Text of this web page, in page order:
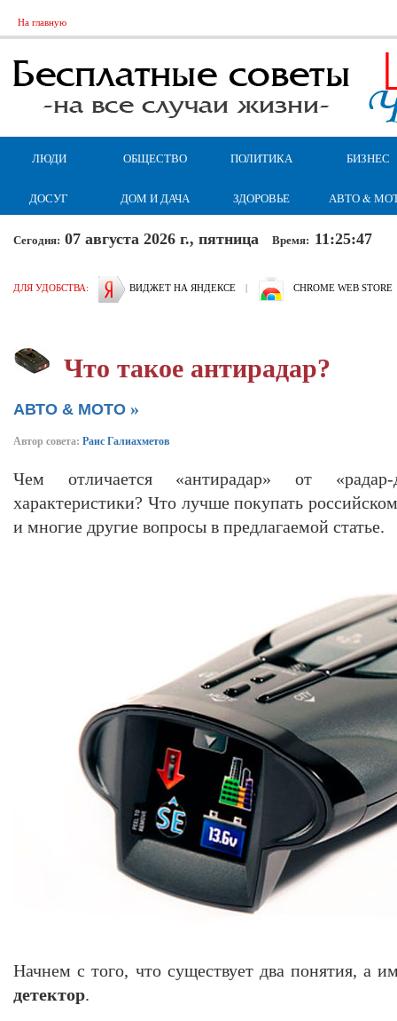
На главную
ЛЮДИ ОБЩЕСТВО ПОЛИТИКА БИЗНЕС
ДОСУГ ДОМ И ДАЧА ЗДОРОВЬЕ АВТО &
Сегодня: 07 августа 2026 г., пятница Время: 11:25:49
ДЛЯ УДОБСТВА: ВИДЖЕТ НА ЯНДЕКСЕ | CHROME WEB STORE
Что такое антирадар?
АВТО & МОТО »
Автор совета: Раис Галиахметов
Чем отличается «антирадар» от
характеристики? Что лучше покупать
и многие другие вопросы в предлагаемой статье.
Начнем с того, что существует два понятия, а
детектор.